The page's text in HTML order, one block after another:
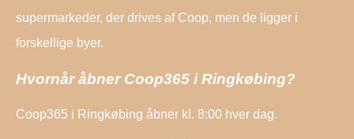
supermarkeder, der drives af Coop, men de ligger i
forskellige byer.
Hvornår åbner Coop365 i Ringkøbing?
Coop365 i Ringkøbing åbner kl. 8:00 hver dag.